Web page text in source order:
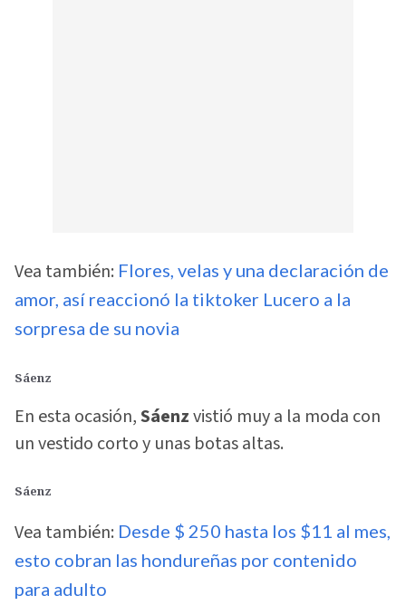
Vea también: Flores, velas y una declaración de
amor, así reaccionó la tiktoker Lucero a la
sorpresa de su novia
Sáenz
En esta ocasión,Sáenzvistió muy a la moda con
un vestido corto y unas botas altas.
Sáenz
Vea también: Desde $ 250 hasta los $11 al mes,
esto cobran las hondureñas por contenido
para adulto